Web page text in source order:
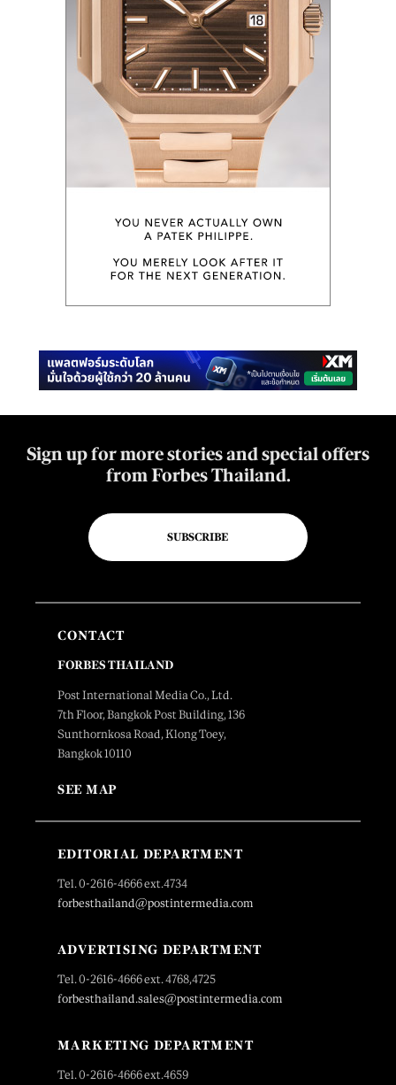
Sign up for more stories and special offers
from Forbes Thailand.
SUBSCRIBE
CONTACT
FORBES THAILAND
Post International Media Co., Ltd.
7th Floor, Bangkok Post Building, 136
Sunthornkosa Road, Klong Toey,
Bangkok 10110
SEE MAP
EDITORIAL DEPARTMENT
Tel. 0-2616-4666 ext.4734
forbesthailand@postintermedia.com
ADVERTISING DEPARTMENT
Tel. 0-2616-4666 ext. 4768,4725
forbesthailand.sales@postintermedia.com
MARKETING DEPARTMENT
Tel. 0-2616-4666 ext.4659